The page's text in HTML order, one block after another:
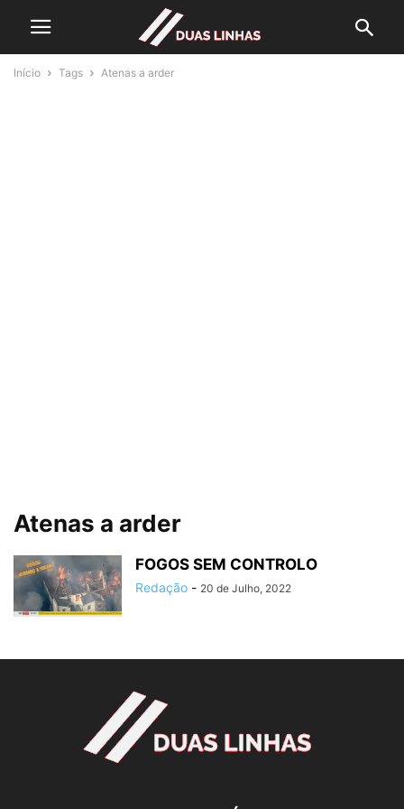
Início Tags Atenas a arder
Atenas a arder
FOGOS SEM CONTROLO
Redação - 20 de Julho, 2022